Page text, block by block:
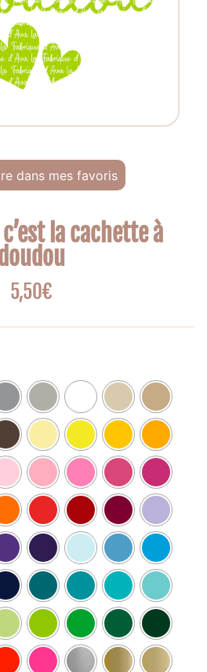
dans mes favoris
la cachette à
5,50€